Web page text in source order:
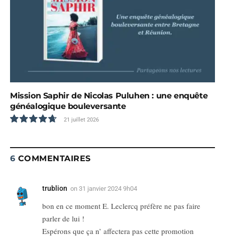
Mission Saphir de Nicolas Puluhen : une enquête
généalogique bouleversante
21 juillet 2026
6 COMMENTAIRES
trublion on 31 janvier 2024 9h04
bon en ce moment E. Leclercq préfère ne pas faire
parler de lui !
Espérons que ça n’ affectera pas cette promotion